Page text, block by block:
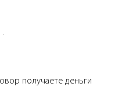
.
получаете деньги